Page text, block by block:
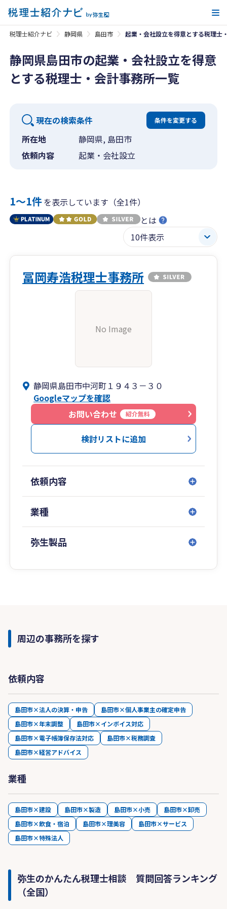
税理士紹介ナビ 静岡県 島田市 起業・会社設立を得意とする税理士
静岡県島田市の起業・会社設立を得意
とする税理士・会計事務所一覧
現在の検索条件 条件を変更する
所在地
静岡県, 島田市
依頼内容
起業・会社設立
1〜1件を表示しています（全1件）
とは
冨岡寿浩税理士事務所
No Image
静岡県島田市中河町１９４３－３０
Googleマップを確認
お問い合わせ
紹介無料
検討リストに追加
依頼内容
業種
弥生製品
周辺の事務所を探す
依頼内容
島田市×法人の決算・申告
島田市×個人事業主の確定申告
島田市×年末調整
島田市×インボイス対応
島田市×電子帳簿保存法対応
島田市×税務調査
島田市×経営アドバイス
業種
島田市×建設 島田市×製造 島田市×小売
島田市×卸売
島田市×飲食・宿泊
島田市×理美容
島田市×サービス
島田市×特殊法人
弥生のかんたん税理士相談 質問回答ランキング
（全国）